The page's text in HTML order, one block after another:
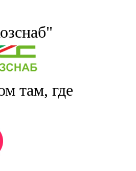
там, где